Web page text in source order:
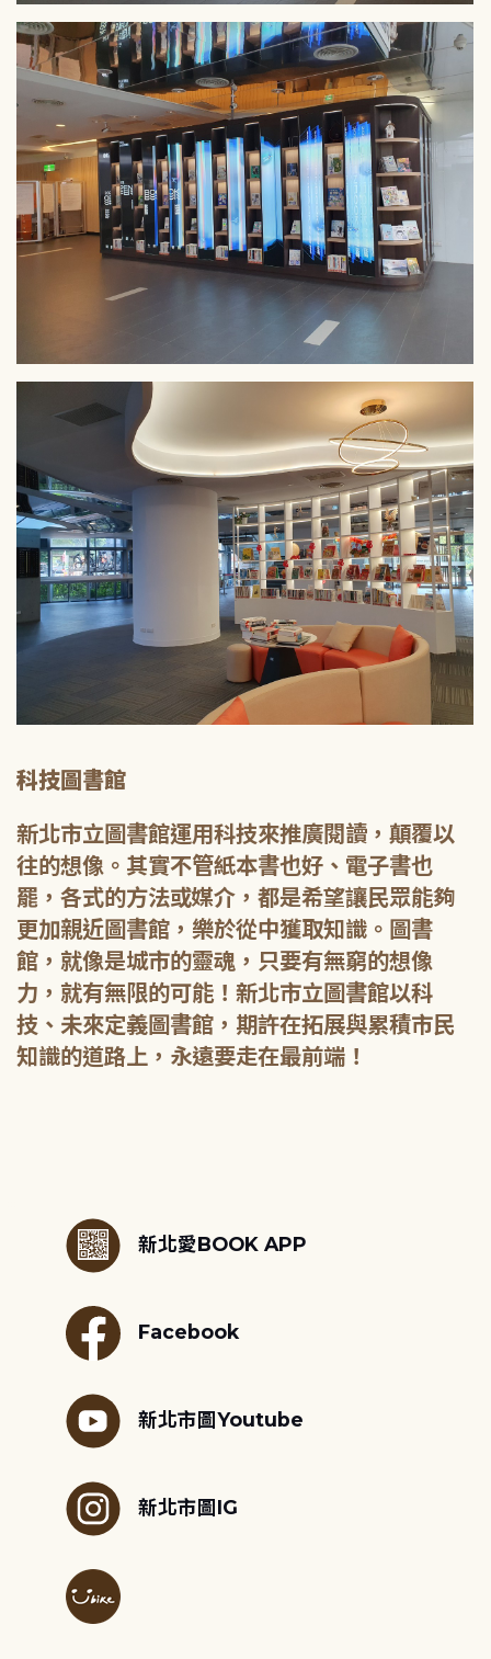
科技圖書館
新北市立圖書館運用科技來推廣閱讀，顛覆以
往的想像。其實不管紙本書也好、電子書也
罷，各式的方法或媒介，都是希望讓民眾能夠
更加親近圖書館，樂於從中獲取知識。圖書
館，就像是城市的靈魂，只要有無窮的想像
力，就有無限的可能！新北市立圖書館以科
技、未來定義圖書館，期許在拓展與累積市民
知識的道路上，永遠要走在最前端！
新北愛BOOK APP
Facebook
新北市圖Youtube
新北市圖IG